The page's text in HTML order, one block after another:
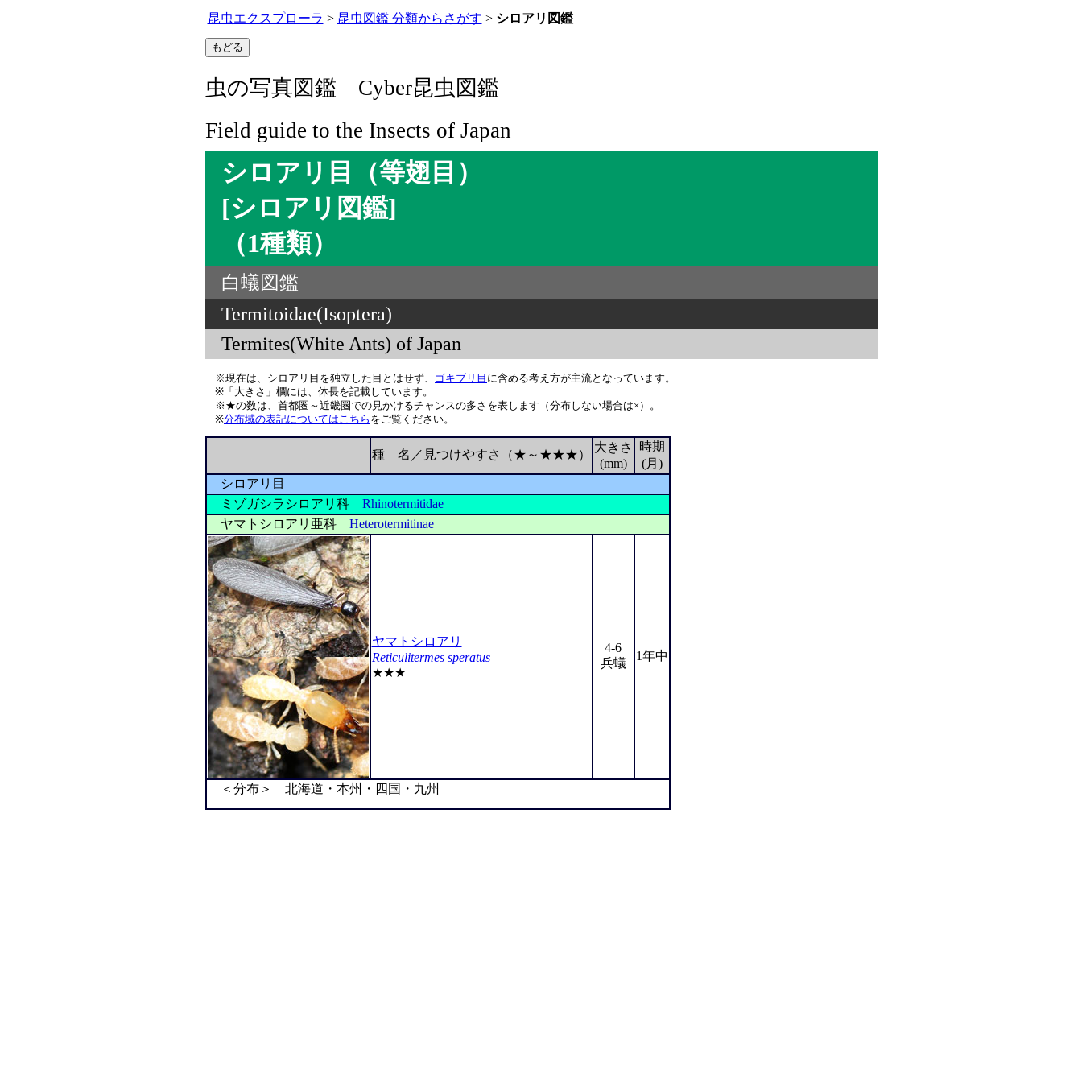
昆虫エクスプローラ > 昆虫図鑑 分類からさがす > シロアリ図鑑
虫の写真図鑑 Cyber昆虫図鑑
Field guide to the Insects of Japan
シロアリ目（等翅目）
[シロアリ図鑑]
（1種類）
白蟻図鑑
Termitoidae(Isoptera)
Termites(White Ants) of Japan
※現在は、シロアリ目を独立した目とはせず、 ゴキブリ目 に含める考え方が主流となっています。
※「大きさ」欄には、体長を記載しています。
※★の数は、首都圏～近畿圏での見かけるチャンスの多さを表します（分布しない場合は×）。
※分布域の表記についてはこちら をご覧ください。
種 名／見つけやすさ（★～★★★）
大きさ
(mm)
時期
(月)
シロアリ目
ミゾガシラシロアリ科 Rhinotermitidae
ヤマトシロアリ亜科 Heterotermitinae
ヤマトシロアリ
Reticulitermes speratus
★★★
4-6
兵蟻
1年中
＜分布＞ 北海道・本州・四国・九州